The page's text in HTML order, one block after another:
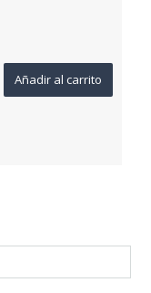
Añadir al carrito